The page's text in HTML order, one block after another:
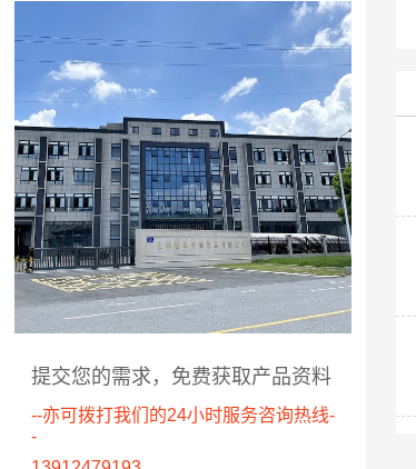
提交您的需求，免费获取产品资料
--亦可拨打我们的24小时服务咨询热线-
-